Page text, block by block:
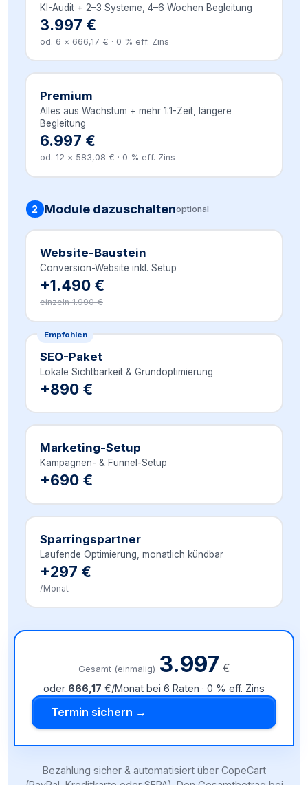
KI-Audit + 2–3 Systeme, 4–6 Wochen Begleitung
3.997 €
od. 6 × 666,17 € · 0 % eff. Zins
Premium
Alles aus Wachstum + mehr 1:1-Zeit, längere
Begleitung
6.997 €
od. 12 × 583,08 € · 0 % eff. Zins
2 Module dazuschaltenoptional
Website-Baustein
Conversion-Website inkl. Setup
+1.490 €
einzeln 1.990 €
Empfohlen
SEO-Paket
Lokale Sichtbarkeit & Grundoptimierung
+890 €
Marketing-Setup
Kampagnen- & Funnel-Setup
+690 €
Sparringspartner
Laufende Optimierung, monatlich kündbar
+297 €
/Monat
Gesamt (einmalig) 3.997 €
oder 666,17 €/Monat bei 6 Raten · 0 % eff. Zins
Termin sichern →
Bezahlung sicher & automatisiert über CopeCart